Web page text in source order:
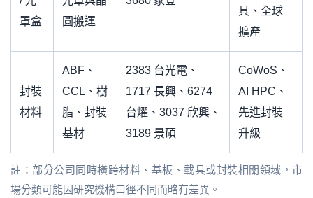
罩盒
圓搬運
具、全球
擴產
封裝
材料
ABF、
CCL、樹
脂、封裝
基材
2383 台光電、
1717 長興、6274
台燿、3037 欣興、
3189 景碩
CoWoS、
AI HPC、
先進封裝
升級
註：部分公司同時橫跨材料、基板、載具或封裝相關領域，市
場分類可能因研究機構口徑不同而略有差異。